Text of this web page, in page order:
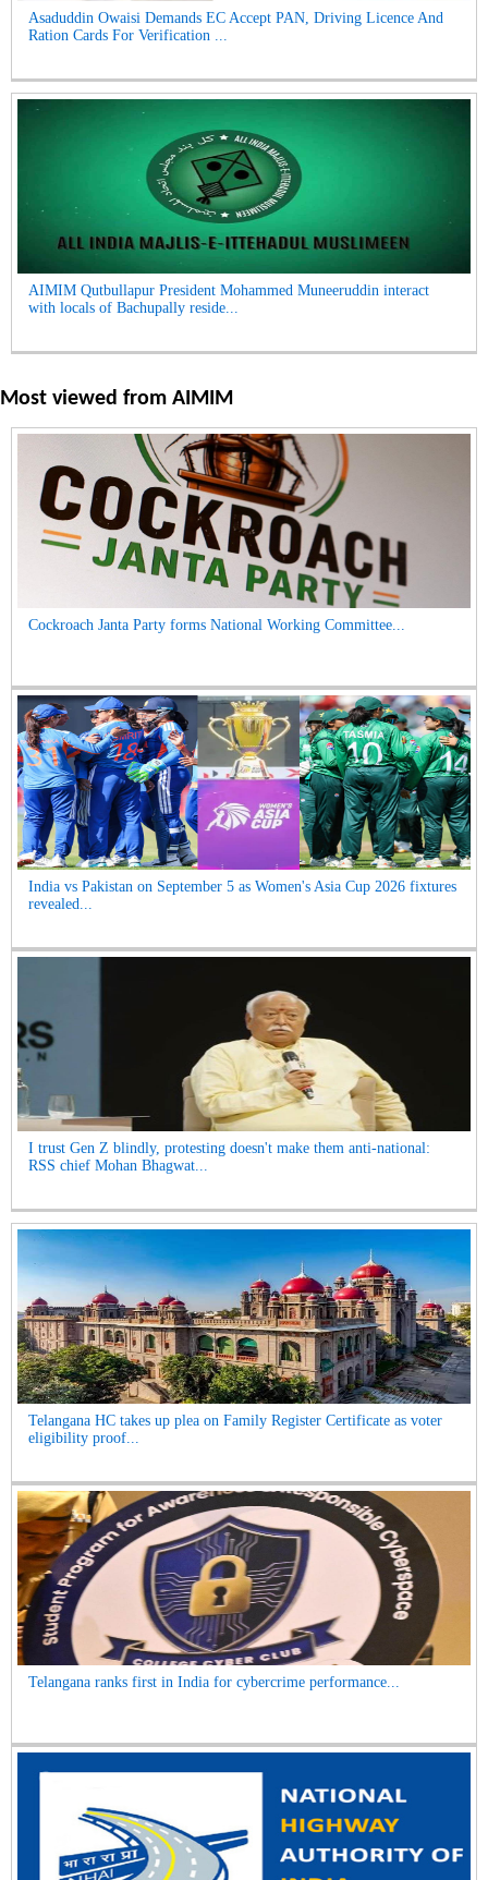
Asaduddin Owaisi Demands EC Accept PAN, Driving Licence And
Ration Cards For Verification ...
AIMIM Qutbullapur President Mohammed Muneeruddin interact
with locals of Bachupally reside...
Most viewed from AIMIM
Cockroach Janta Party forms National Working Committee...
India vs Pakistan on September 5 as Women's Asia Cup 2026 fixtures
revealed...
I trust Gen Z blindly, protesting doesn't make them anti-national:
RSS chief Mohan Bhagwat...
Telangana HC takes up plea on Family Register Certificate as voter
eligibility proof...
Telangana ranks first in India for cybercrime performance...